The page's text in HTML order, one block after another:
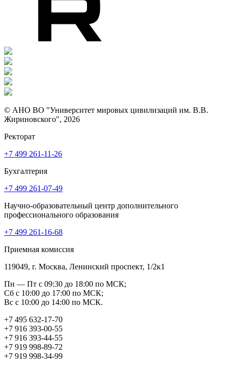
© АНО ВО "Университет мировых цивилизаций им. В.В.
Жириновского", 2026
Ректорат
+7 499 261-11-26
Бухгалтерия
+7 499 261-07-49
Научно-образовательный центр дополнительного
профессионального образования
+7 499 261-16-68
Приемная комиссия
119049, г. Москва, Ленинский проспект, 1/2к1
Пн — Пт с 09:30 до 18:00 по МСК;
Сб с 10:00 до 17:00 по МСК;
Вс с 10:00 до 14:00 по МСК.
+7 495 632-17-70
+7 916 393-00-55
+7 916 393-44-55
+7 919 998-89-72
+7 919 998-34-99